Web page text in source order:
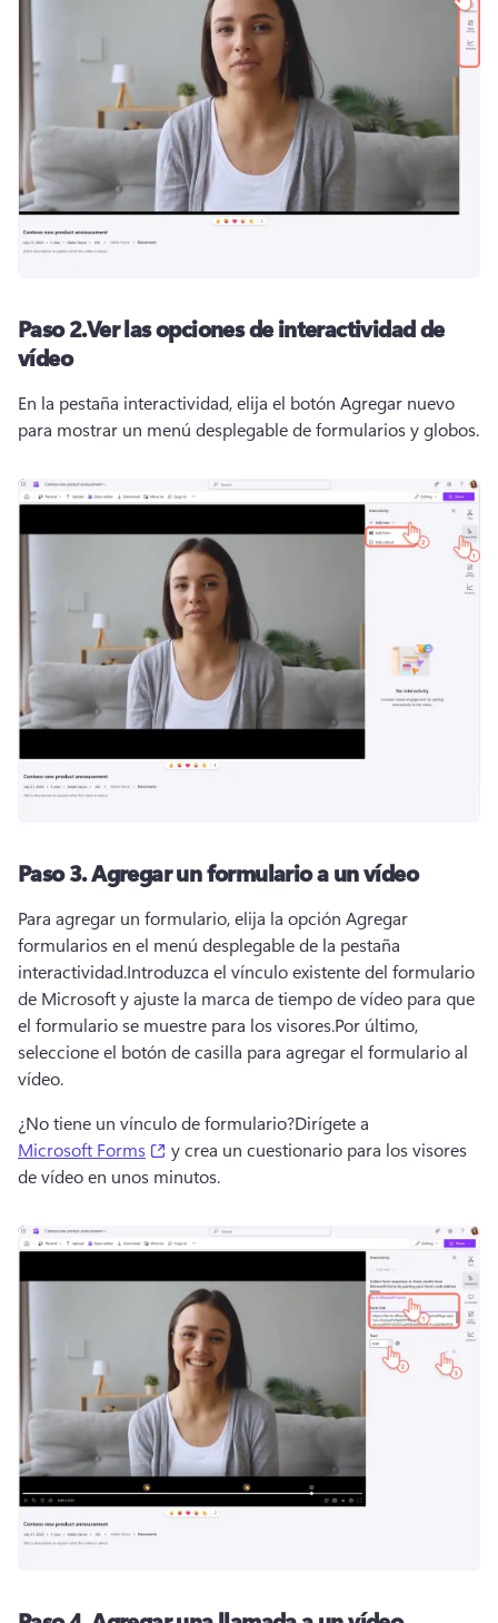
Paso 2.Ver las opciones de interactividad de
vídeo
En la pestaña interactividad, elija el botón Agregar nuevo
para mostrar un menú desplegable de formularios y globos.
Paso 3.Agregar un formulario a un vídeo
Para agregar un formulario, elija la opción Agregar
formularios en el menú desplegable de la pestaña
interactividad.Introduzca el vínculo existente del formulario
de Microsoft y ajuste la marca de tiempo de vídeo para que
el formulario se muestre para los visores.Por último,
seleccione el botón de casilla para agregar el formulario al
vídeo.
¿No tiene un vínculo de formulario?Dirígete a
Microsoft Forms
(opens in a new tab)
y crea un cuestionario para los visores
de vídeo en unos minutos.